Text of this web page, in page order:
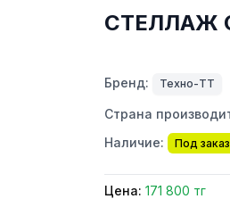
СТЕЛЛАЖ
Бренд: Техно-ТТ
Страна
Наличие:
Под заказ
Цена: 171 800 тг